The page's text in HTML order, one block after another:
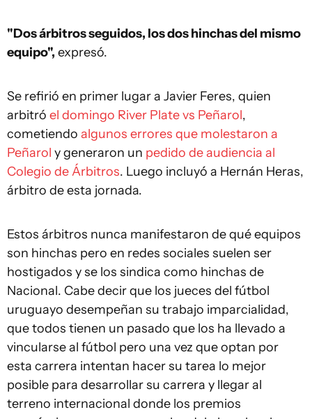
"Dos árbitros seguidos, los dos hinchas del mismo
equipo", expresó.
Se refirió en primer lugar a Javier Feres, quien
arbitró el domingo River Plate vs Peñarol,
cometiendo algunos errores que molestaron a
Peñarol y generaron un pedido de audiencia al
Colegio de Árbitros. Luego incluyó a Hernán Heras,
árbitro de esta jornada.
Estos árbitros nunca manifestaron de qué equipos
son hinchas pero en redes sociales suelen ser
hostigados y se los sindica como hinchas de
Nacional. Cabe decir que los jueces del fútbol
uruguayo desempeñan su trabajo imparcialidad,
que todos tienen un pasado que los ha llevado a
vincularse al fútbol pero una vez que optan por
esta carrera intentan hacer su tarea lo mejor
posible para desarrollar su carrera y llegar al
terreno internacional donde los premios